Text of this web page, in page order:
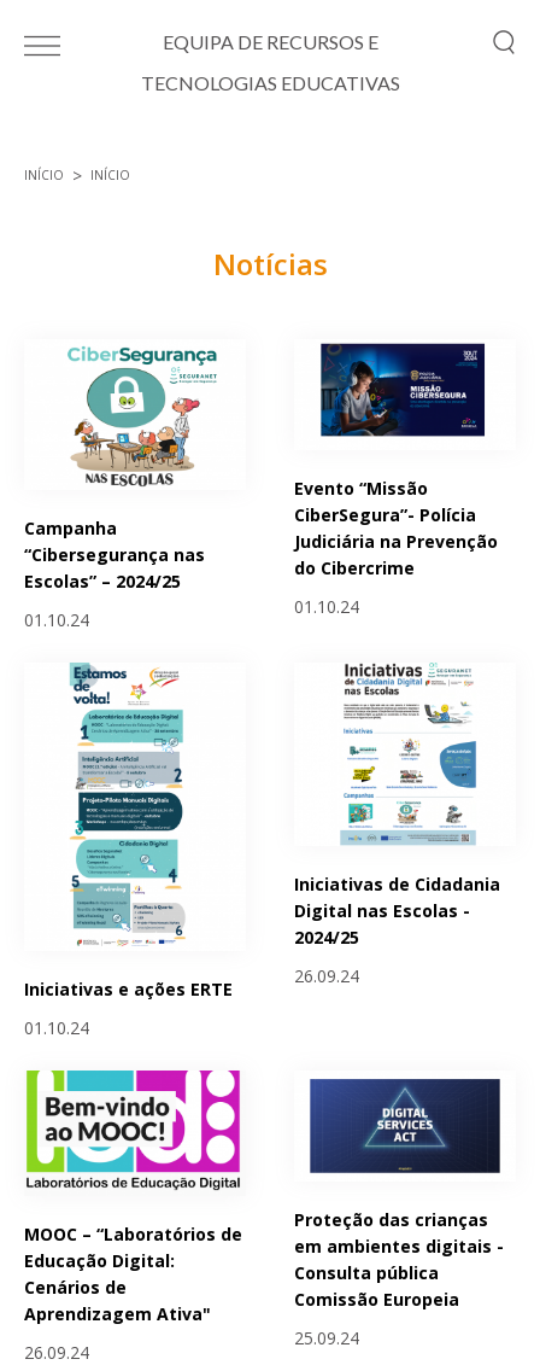
EQUIPA DE RECURSOS E
TECNOLOGIAS EDUCATIVAS
INÍCIO INÍCIO
Notícias
Campanha
“Cibersegurança nas
Escolas” – 2024/25
01.10.24
Evento “Missão
CiberSegura”- Polícia
Judiciária na Prevenção
do Cibercrime
01.10.24
Iniciativas e ações ERTE
01.10.24
Iniciativas de Cidadania
Digital nas Escolas -
2024/25
26.09.24
MOOC – “Laboratórios de
Educação Digital:
Cenários de
Aprendizagem Ativa"
26.09.24
Proteção das crianças
em ambientes digitais -
Consulta pública
Comissão Europeia
25.09.24
Páginas